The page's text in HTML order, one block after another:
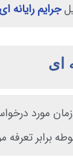
جرایم رایانه ای
ای
زمان مورد
برابر تعرفه